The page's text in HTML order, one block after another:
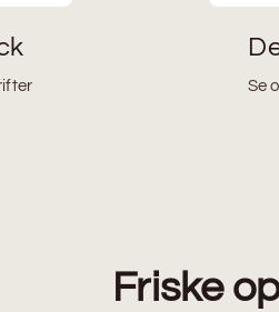
Se
Friske